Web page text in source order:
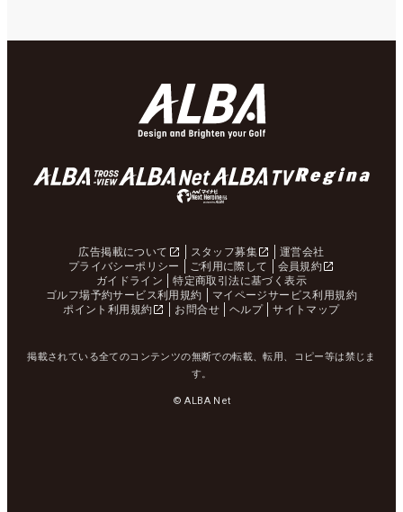
広告掲載について スタッフ募集
運営会社
プライバシーポリシー
ご利用に際して
会員規約
ガイドライン
特定商取引法に基づく表示
ゴルフ場予約サービス利用規約
マイページサービス利用規約
ポイント利用規約
お問合せ ヘルプ サイトマップ
掲載されている全てのコンテンツの無断での転載、転用、コピー等は禁じま
す。
© ALBA Net